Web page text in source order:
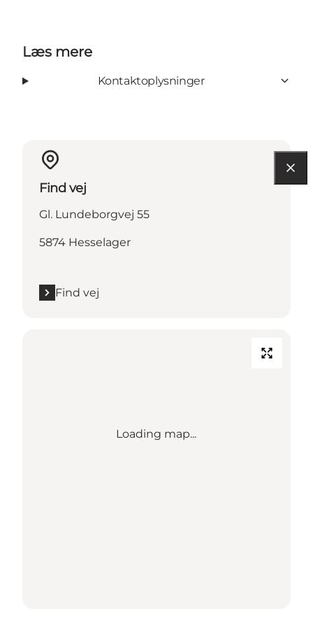
Læs mere
Kontaktoplysninger
Find vej
Gl. Lundeborgvej 55
5874 Hesselager
Find vej
Loading map...